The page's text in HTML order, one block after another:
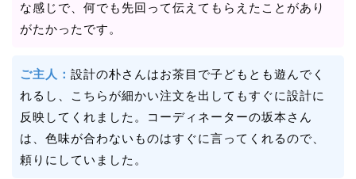
な感じで、何でも先回って伝えてもらえたことがあり
がたかったです。
ご主人： 設計の朴さんはお茶目で子どもとも遊んでく
れるし、こちらが細かい注文を出してもすぐに設計に
反映してくれました。コーディネーターの坂本さん
は、色味が合わないものはすぐに言ってくれるので、
頼りにしていました。